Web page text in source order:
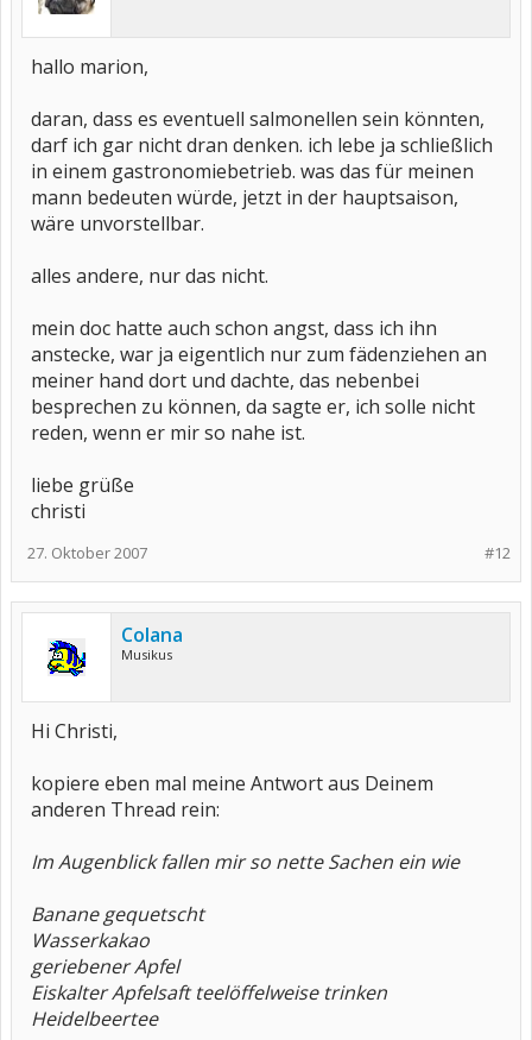
hallo marion,
daran, dass es eventuell salmonellen sein könnten,
darf ich gar nicht dran denken. ich lebe ja schließlich
in einem gastronomiebetrieb. was das für meinen
mann bedeuten würde, jetzt in der hauptsaison,
wäre unvorstellbar.
alles andere, nur das nicht.
mein doc hatte auch schon angst, dass ich ihn
anstecke, war ja eigentlich nur zum fädenziehen an
meiner hand dort und dachte, das nebenbei
besprechen zu können, da sagte er, ich solle nicht
reden, wenn er mir so nahe ist.
liebe grüße
christi
#12
27. Oktober 2007
Colana
Musikus
Hi Christi,
kopiere eben mal meine Antwort aus Deinem
anderen Thread rein:
Im Augenblick fallen mir so nette Sachen ein wie
Banane gequetscht
Wasserkakao
geriebener Apfel
Eiskalter Apfelsaft teelöffelweise trinken
Heidelbeertee